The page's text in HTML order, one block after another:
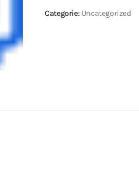
Categorie: Uncategorized